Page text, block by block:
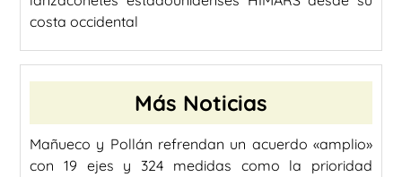
costa occidental
Más Noticias
Mañueco y Pollán refrendan un acuerdo «amplio»
con 19 ejes y 324 medidas como la prioridad